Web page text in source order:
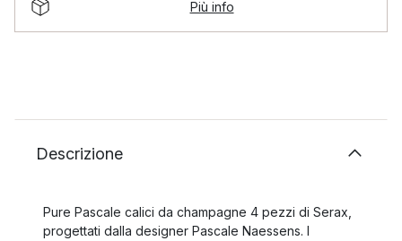
Più info
Descrizione
Pure Pascale calici da champagne 4 pezzi di Serax,
progettati dalla designer Pascale Naessens. I